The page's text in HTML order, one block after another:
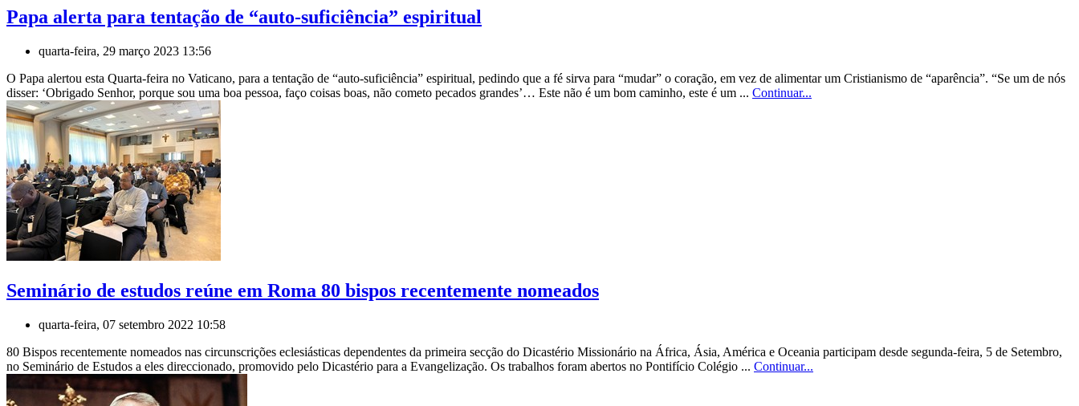
Papa alerta para tentação de “auto-suficiência” espiritual
quarta-feira, 29 março 2023 13:56
O Papa alertou esta Quarta-feira no Vaticano, para a tentação de “auto-suficiência” espiritual, pedindo que a fé sirva para “mudar” o coração, em vez de alimentar um Cristianismo de “aparência”. “Se um de nós
disser: ‘Obrigado Senhor, porque sou uma boa pessoa, faço coisas boas, não cometo pecados grandes’… Este não é um bom caminho, este é um ... Continuar...
Seminário de estudos reúne em Roma 80 bispos recentemente nomeados
quarta-feira, 07 setembro 2022 10:58
80 Bispos recentemente nomeados nas circunscrições eclesiásticas dependentes da primeira secção do Dicastério Missionário na África, Ásia, América e Oceania participam desde segunda-feira, 5 de Setembro,
no Seminário de Estudos a eles direccionado, promovido pelo Dicastério para a Evangelização. Os trabalhos foram abertos no Pontifício Colégio ... Continuar...